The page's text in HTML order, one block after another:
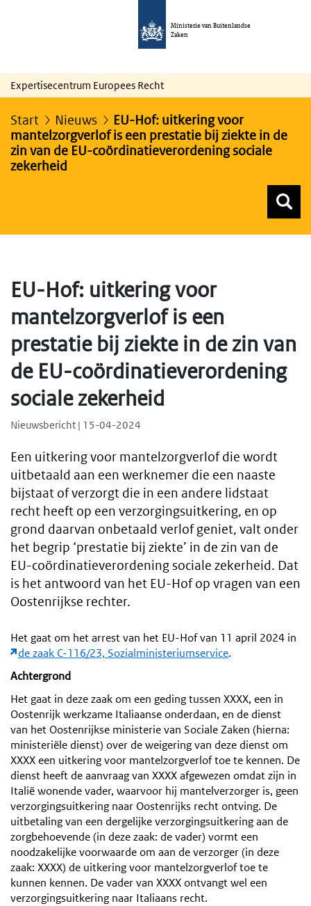
Ministerie van Buitenlandse
Zaken
Expertisecentrum Europees Recht
Start Nieuws
EU-Hof: uitkering voor
mantelzorgverlof is een prestatie bij ziekte in de
zin van de EU-coördinatieverordening sociale
zekerheid
EU-Hof: uitkering voor
mantelzorgverlof is een
prestatie bij ziekte in de zin van
de EU-coördinatieverordening
sociale zekerheid
Nieuwsbericht | 15-04-2024
Een uitkering voor mantelzorgverlof die wordt
uitbetaald aan een werknemer die een naaste
bijstaat of verzorgt die in een andere lidstaat
recht heeft op een verzorgingsuitkering, en op
grond daarvan onbetaald verlof geniet, valt onder
het begrip ‘prestatie bij ziekte’ in de zin van de
EU-coördinatieverordening sociale zekerheid. Dat
is het antwoord van het EU-Hof op vragen van een
Oostenrijkse rechter.
Het gaat om het arrest van het EU-Hof van 11 april 2024 in
de zaak C-116/23, Sozialministeriumservice.
Achtergrond
Het gaat in deze zaak om een geding tussen XXXX, een in
Oostenrijk werkzame Italiaanse onderdaan, en de dienst
van het Oostenrijkse ministerie van Sociale Zaken (hierna:
ministeriële dienst) over de weigering van deze dienst om
XXXX een uitkering voor mantelzorgverlof toe te kennen. De
dienst heeft de aanvraag van XXXX afgewezen omdat zijn in
Italië wonende vader, waarvoor hij mantelverzorger is, geen
verzorgingsuitkering naar Oostenrijks recht ontving. De
uitbetaling van een dergelijke verzorgingsuitkering aan de
zorgbehoevende (in deze zaak: de vader) vormt een
noodzakelijke voorwaarde om aan de verzorger (in deze
zaak: XXXX) de uitkering voor mantelzorgverlof toe te
kunnen kennen. De vader van XXXX ontvangt wel een
verzorgingsuitkering naar Italiaans recht.